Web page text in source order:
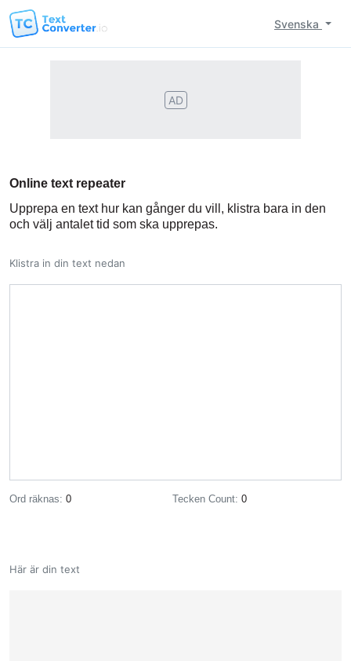
Svenska
AD
Online text repeater
Upprepa en text hur kan gånger du vill, klistra bara in den
och välj antalet tid som ska upprepas.
Klistra in din text nedan
Ord räknas: 0 Tecken Count: 0
Här är din text